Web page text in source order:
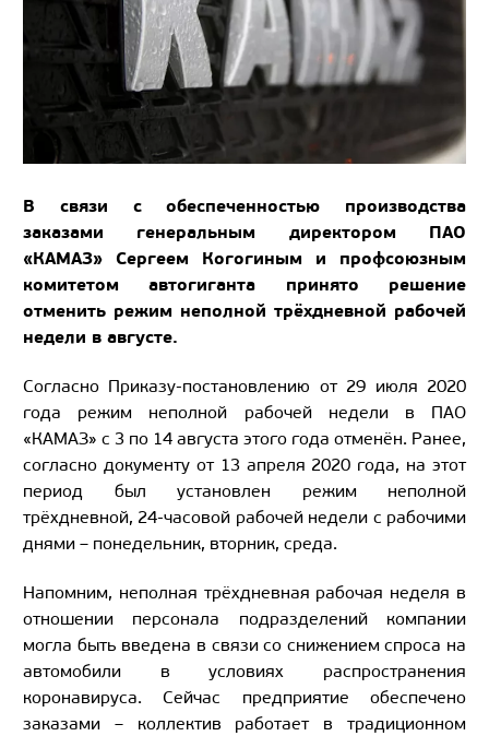
В связи с обеспеченностью производства
заказами генеральным директором ПАО
«КАМАЗ» Сергеем Когогиным и профсоюзным
комитетом автогиганта принято решение
отменить режим неполной трёхдневной рабочей
недели в августе.
Согласно Приказу-постановлению от 29 июля 2020
года режим неполной рабочей недели в ПАО
«КАМАЗ» с 3 по 14 августа этого года отменён. Ранее,
согласно документу от 13 апреля 2020 года, на этот
период был установлен режим неполной
трёхдневной, 24-часовой рабочей недели с рабочими
днями – понедельник, вторник, среда.
Напомним, неполная трёхдневная рабочая неделя в
отношении персонала подразделений компании
могла быть введена в связи со снижением спроса на
автомобили в условиях распространения
коронавируса. Сейчас предприятие обеспечено
заказами – коллектив работает в традиционном